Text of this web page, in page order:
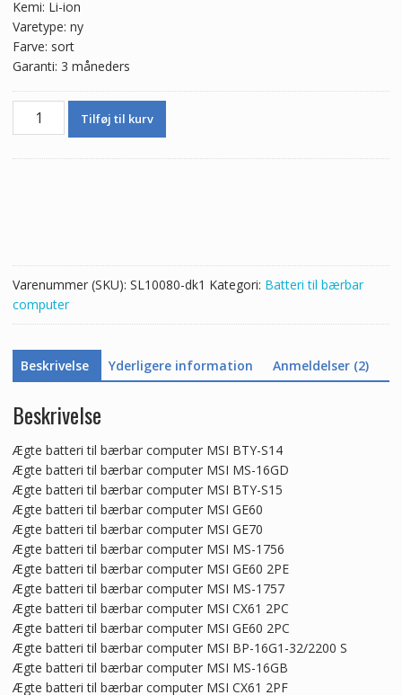
Kemi: Li-ion
Varetype: ny
Farve: sort
Garanti: 3 måneders
Ægte
antal
Tilføj til kurv
Varenummer (SKU): SL10080-dk1 Kategori: Batteri til bærbar
computer
Beskrivelse Yderligere information Anmeldelser (2)
Beskrivelse
Ægte batteri til bærbar computer MSI BTY-S14
Ægte batteri til bærbar computer MSI MS-16GD
Ægte batteri til bærbar computer MSI BTY-S15
Ægte batteri til bærbar computer MSI GE60
Ægte batteri til bærbar computer MSI GE70
Ægte batteri til bærbar computer MSI MS-1756
Ægte batteri til bærbar computer MSI GE60 2PE
Ægte batteri til bærbar computer MSI MS-1757
Ægte batteri til bærbar computer MSI CX61 2PC
Ægte batteri til bærbar computer MSI GE60 2PC
Ægte batteri til bærbar computer MSI BP-16G1-32/2200 S
Ægte batteri til bærbar computer MSI MS-16GB
Ægte batteri til bærbar computer MSI CX61 2PF